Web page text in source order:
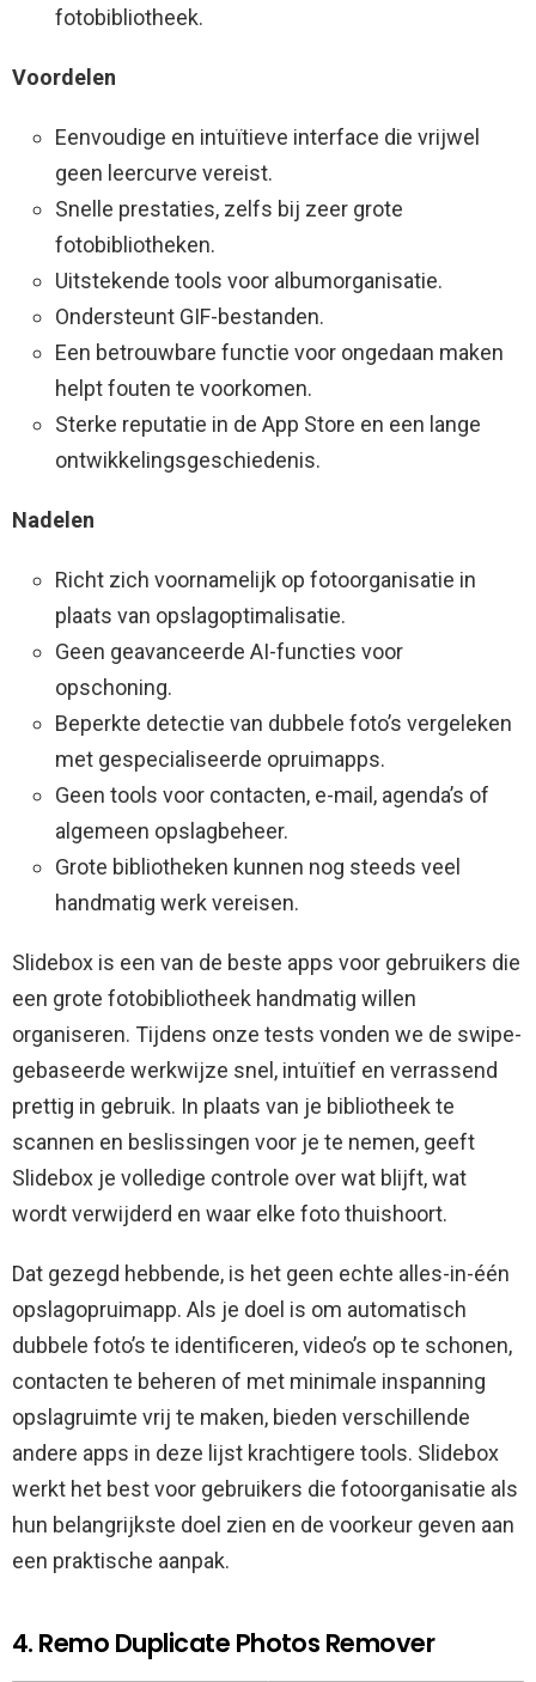
fotobibliotheek.
Voordelen
Eenvoudige en intuïtieve interface die vrijwel
geen leercurve vereist.
Snelle prestaties, zelfs bij zeer grote
fotobibliotheken.
Uitstekende tools voor albumorganisatie.
Ondersteunt GIF-bestanden.
Een betrouwbare functie voor ongedaan maken
helpt fouten te voorkomen.
Sterke reputatie in de App Store en een lange
ontwikkelingsgeschiedenis.
Nadelen
Richt zich voornamelijk op fotoorganisatie in
plaats van opslagoptimalisatie.
Geen geavanceerde AI-functies voor
opschoning.
Beperkte detectie van dubbele foto’s vergeleken
met gespecialiseerde opruimapps.
Geen tools voor contacten, e-mail, agenda’s of
algemeen opslagbeheer.
Grote bibliotheken kunnen nog steeds veel
handmatig werk vereisen.
Slidebox is een van de beste apps voor gebruikers die
een grote fotobibliotheek handmatig willen
organiseren. Tijdens onze tests vonden we de swipe-
gebaseerde werkwijze snel, intuïtief en verrassend
prettig in gebruik. In plaats van je bibliotheek te
scannen en beslissingen voor je te nemen, geeft
Slidebox je volledige controle over wat blijft, wat
wordt verwijderd en waar elke foto thuishoort.
Dat gezegd hebbende, is het geen echte alles-in-één
opslagopruimapp. Als je doel is om automatisch
dubbele foto’s te identificeren, video’s op te schonen,
contacten te beheren of met minimale inspanning
opslagruimte vrij te maken, bieden verschillende
andere apps in deze lijst krachtigere tools. Slidebox
werkt het best voor gebruikers die fotoorganisatie als
hun belangrijkste doel zien en de voorkeur geven aan
een praktische aanpak.
4. Remo Duplicate Photos Remover